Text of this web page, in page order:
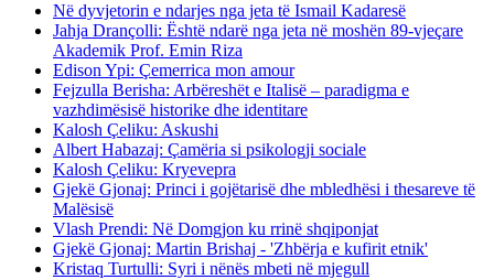
Në dyvjetorin e ndarjes nga jeta të Ismail Kadaresë
Jahja Drançolli: Është ndarë nga jeta në moshën 89-vjeçare
Akademik Prof. Emin Riza
Edison Ypi: Çemerrica mon amour
Fejzulla Berisha: Arbëreshët e Italisë – paradigma e
vazhdimësisë historike dhe identitare
Kalosh Çeliku: Askushi
Albert Habazaj: Çamëria si psikologji sociale
Kalosh Çeliku: Kryevepra
Gjekë Gjonaj: Princi i gojëtarisë dhe mbledhësi i thesareve të
Malësisë
Vlash Prendi: Në Domgjon ku rrinë shqiponjat
Gjekë Gjonaj: Martin Brishaj - 'Zhbërja e kufirit etnik'
Kristaq Turtulli: Syri i nënës mbeti në mjegull